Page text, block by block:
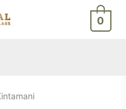
0